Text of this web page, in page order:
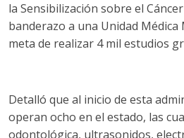
la Sensibilización sobre el
banderazo a una Unidad
meta de realizar 4 mil estudios
Detalló que al inicio de esta
operan ocho en el estado, las
odontológica, ultrasonidos,